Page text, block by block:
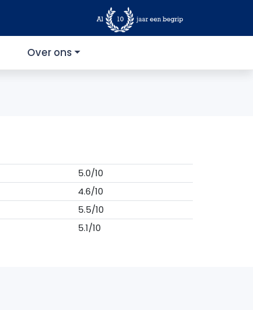
Over ons
5.0/10
4.6/10
5.5/10
5.1/10